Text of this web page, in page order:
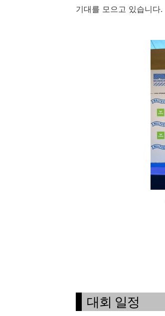
기대를 모으고 있습니다.
대회 일정